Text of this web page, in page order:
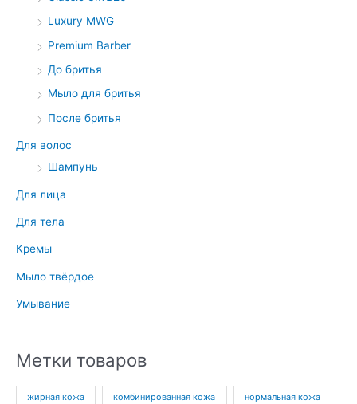
Luxury MWG
Premium Barber
До бритья
Мыло для бритья
После бритья
Для волос
Шампунь
Для лица
Для тела
Кремы
Мыло твёрдое
Умывание
Метки товаров
жирная кожа комбинированная кожа нормальная кожа